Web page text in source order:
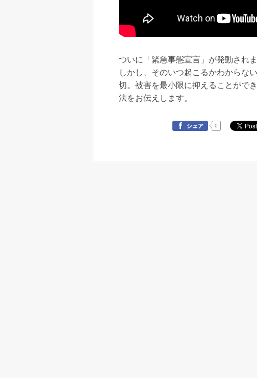
ついに「緊急事態宣言」が発動され
しかし、そのいつ起こるかわからな
切。被害を最小限に抑えることがで
法をお伝えします。
シェア 0